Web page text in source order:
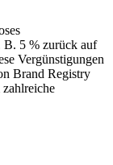
B. 5 % zurück auf
Vergünstigungen
Brand Registry